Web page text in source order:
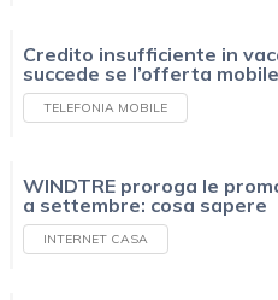
Credito insufficiente in
succede se l’offerta
TELEFONIA MOBILE
WINDTRE proroga le
a settembre: cosa sapere
INTERNET CASA